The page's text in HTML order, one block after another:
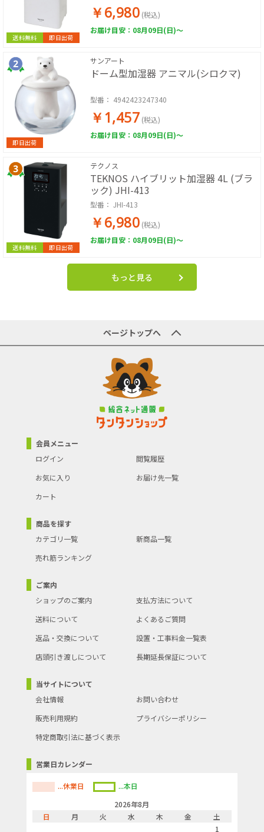
送料無料 即日出荷
￥6,980 (税込)
お届け目安：08月09日(日)～
即日出荷
サンアート
ドーム型加湿器 アニマル(シロクマ)
型番： 4942423247340
￥1,457 (税込)
お届け目安：08月09日(日)～
送料無料 即日出荷
テクノス
TEKNOS ハイブリット加湿器 4L (ブラ
ック) JHI-413
型番： JHI-413
￥6,980 (税込)
お届け目安：08月09日(日)～
もっと見る
ページトップへ
会員メニュー
ログイン
閲覧履歴
お気に入り
お届け先一覧
カート
商品を探す
カテゴリ一覧
新商品一覧
売れ筋ランキング
ご案内
ショップのご案内
支払方法について
送料について
よくあるご質問
返品・交換について
設置・工事料金一覧表
店頭引き渡しについて
長期延長保証について
当サイトについて
会社情報
お問い合わせ
販売利用規約
プライバシーポリシー
特定商取引法に基づく表示
営業日カレンダー
...休業日
...本日
2026年8月
日
月 火 水 木 金
土
1